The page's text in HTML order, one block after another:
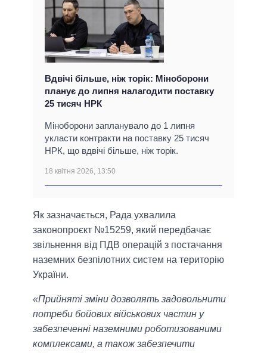
Вдвічі більше, ніж торік: Міноборони
планує до липня налагодити поставку
25 тисяч НРК
Міноборони запланувало до 1 липня
укласти контракти на поставку 25 тисяч
НРК, що вдвічі більше, ніж торік.
18 квітня 2026, 13:50
Як зазначається, Рада ухвалила
законопроєкт №15259, який передбачає
звільнення від ПДВ операцій з постачання
наземних безпілотних систем на територію
України.
«Прийняті зміни дозволять задовольнити
потреби бойових військових частин у
забезпеченні наземними роботизованими
комплексами, а також забезпечити